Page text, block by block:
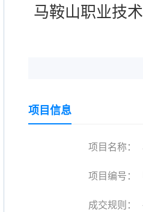
马鞍山职业技
项目信息
项目名称：
项目编号：
成交规则：